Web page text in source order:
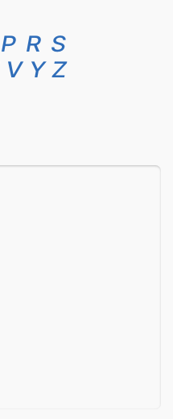
P R S
V Y Z